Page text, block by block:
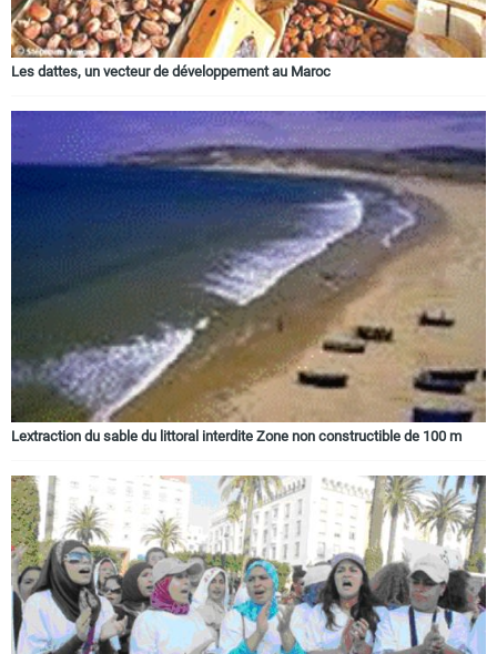
Les dattes, un vecteur de développement au Maroc
Lextraction du sable du littoral interdite Zone non constructible de 100 m